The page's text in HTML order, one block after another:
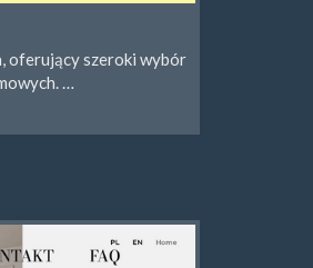
oferujący szeroki wybór
…